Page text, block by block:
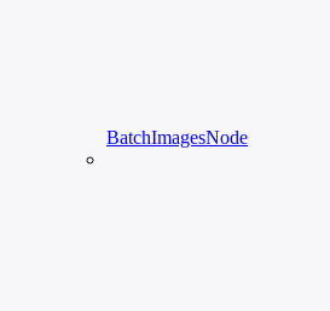
BatchImagesNode